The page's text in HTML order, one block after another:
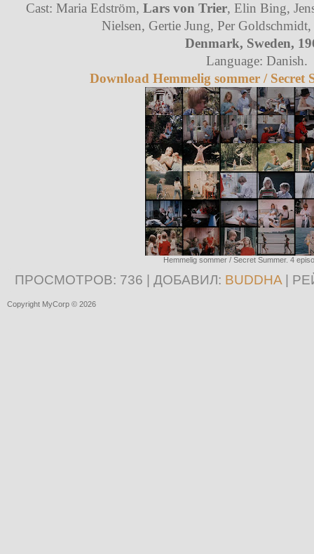
Cast: Maria Edström, Lars von Trier, Elin Bing,
Nielsen, Gertie Jung, Per
Denmark, Sweden,
Language: Danish.
Download Hemmelig sommer / Secret
Hemmelig sommer / Secret Summer. 4
ПРОСМОТРОВ: 736 | ДОБАВИЛ: BUDDHA
Copyright MyCorp © 2026